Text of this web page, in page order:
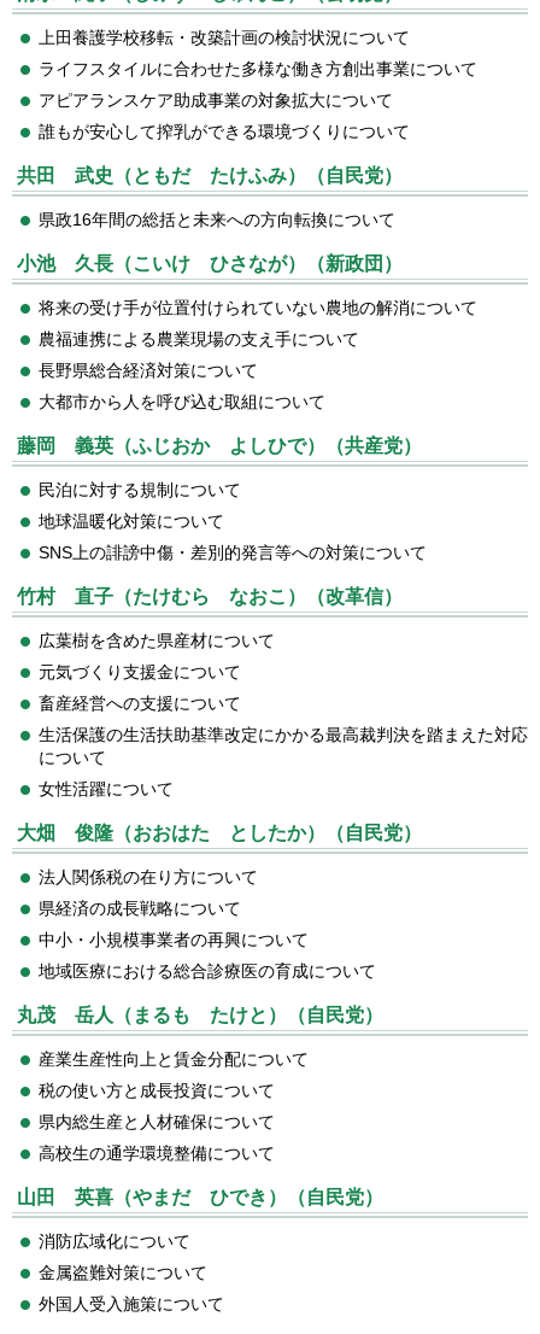
上田養護学校移転・改築計画の検討状況について
ライフスタイルに合わせた多様な働き方創出事業について
アピアランスケア助成事業の対象拡大について
誰もが安心して搾乳ができる環境づくりについて
共田 武史（ともだ たけふみ）（自民党）
県政16年間の総括と未来への方向転換について
小池 久長（こいけ ひさなが）（新政団）
将来の受け手が位置付けられていない農地の解消について
農福連携による農業現場の支え手について
長野県総合経済対策について
大都市から人を呼び込む取組について
藤岡 義英（ふじおか よしひで）（共産党）
民泊に対する規制について
地球温暖化対策について
SNS上の誹謗中傷・差別的発言等への対策について
竹村 直子（たけむら なおこ）（改革信）
広葉樹を含めた県産材について
元気づくり支援金について
畜産経営への支援について
生活保護の生活扶助基準改定にかかる最高裁判決を踏まえた対応
について
女性活躍について
大畑 俊隆（おおはた としたか）（自民党）
法人関係税の在り方について
県経済の成長戦略について
中小・小規模事業者の再興について
地域医療における総合診療医の育成について
丸茂 岳人（まるも たけと）（自民党）
産業生産性向上と賃金分配について
税の使い方と成長投資について
県内総生産と人材確保について
高校生の通学環境整備について
山田 英喜（やまだ ひでき）（自民党）
消防広域化について
金属盗難対策について
外国人受入施策について